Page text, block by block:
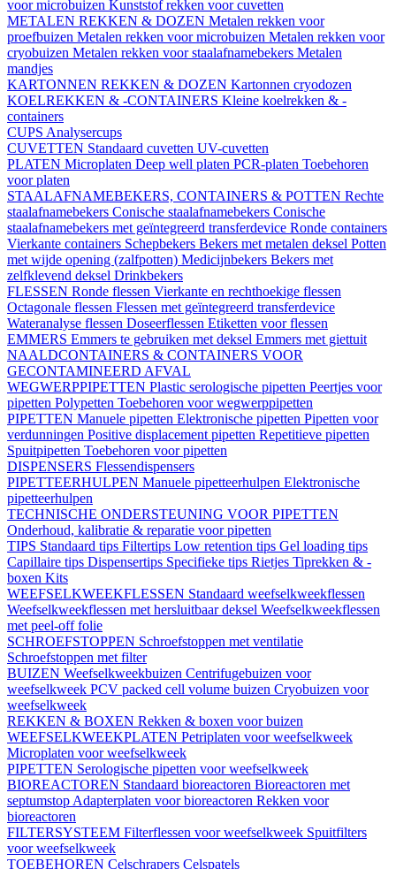
voor microbuizen Kunststof rekken voor cuvetten
METALEN REKKEN & DOZEN Metalen rekken voor
proefbuizen Metalen rekken voor microbuizen Metalen rekken voor
cryobuizen Metalen rekken voor staalafnamebekers Metalen
mandjes
KARTONNEN REKKEN & DOZEN Kartonnen cryodozen
KOELREKKEN & -CONTAINERS Kleine koelrekken & -
containers
CUPS Analysercups
CUVETTEN Standaard cuvetten UV-cuvetten
PLATEN Microplaten Deep well platen PCR-platen Toebehoren
voor platen
STAALAFNAMEBEKERS, CONTAINERS & POTTEN Rechte
staalafnamebekers Conische staalafnamebekers Conische
staalafnamebekers met geïntegreerd transferdevice Ronde containers
Vierkante containers Schepbekers Bekers met metalen deksel Potten
met wijde opening (zalfpotten) Medicijnbekers Bekers met
zelfklevend deksel Drinkbekers
FLESSEN Ronde flessen Vierkante en rechthoekige flessen
Octagonale flessen Flessen met geïntegreerd transferdevice
Wateranalyse flessen Doseerflessen Etiketten voor flessen
EMMERS Emmers te gebruiken met deksel Emmers met giettuit
NAALDCONTAINERS & CONTAINERS VOOR
GECONTAMINEERD AFVAL
WEGWERPPIPETTEN Plastic serologische pipetten Peertjes voor
pipetten Polypetten Toebehoren voor wegwerppipetten
PIPETTEN Manuele pipetten Elektronische pipetten Pipetten voor
verdunningen Positive displacement pipetten Repetitieve pipetten
Spuitpipetten Toebehoren voor pipetten
DISPENSERS Flessendispensers
PIPETTEERHULPEN Manuele pipetteerhulpen Elektronische
pipetteerhulpen
TECHNISCHE ONDERSTEUNING VOOR PIPETTEN
Onderhoud, kalibratie & reparatie voor pipetten
TIPS Standaard tips Filtertips Low retention tips Gel loading tips
Capillaire tips Dispensertips Specifieke tips Rietjes Tiprekken & -
boxen Kits
WEEFSELKWEEKFLESSEN Standaard weefselkweekflessen
Weefselkweekflessen met hersluitbaar deksel Weefselkweekflessen
met peel-off folie
SCHROEFSTOPPEN Schroefstoppen met ventilatie
Schroefstoppen met filter
BUIZEN Weefselkweekbuizen Centrifugebuizen voor
weefselkweek PCV packed cell volume buizen Cryobuizen voor
weefselkweek
REKKEN & BOXEN Rekken & boxen voor buizen
WEEFSELKWEEKPLATEN Petriplaten voor weefselkweek
Microplaten voor weefselkweek
PIPETTEN Serologische pipetten voor weefselkweek
BIOREACTOREN Standaard bioreactoren Bioreactoren met
septumstop Adapterplaten voor bioreactoren Rekken voor
bioreactoren
FILTERSYSTEEM Filterflessen voor weefselkweek Spuitfilters
voor weefselkweek
TOEBEHOREN Celschrapers Celspatels